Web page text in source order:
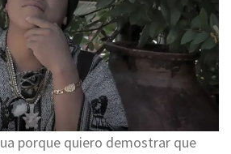
porque quiero demostrar que